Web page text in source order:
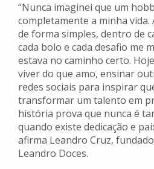
“Nunca imaginei que um
completamente a minha
de forma simples, dentro de
cada bolo e cada desafio me
estava no caminho certo.
viver do que amo, ensinar
redes sociais para inspirar
transformar um talento em
história prova que nunca é
quando existe dedicação e
afirma Leandro Cruz,
Leandro Doces.